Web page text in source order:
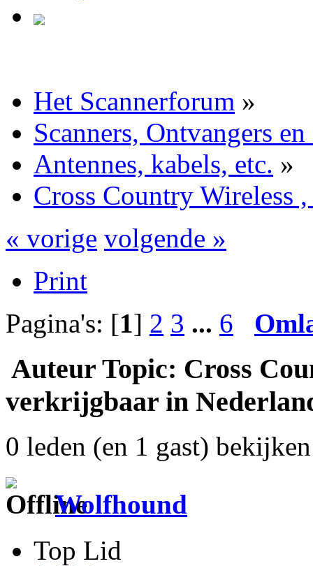
Het Scannerforum »
Scanners, Ontvangers
Antennes, kabels, etc. »
Cross Country Wireless
« vorige volgende »
Print
Pagina's: [1] 2 3 ... 6
Auteur Topic: Cross
verkrijgbaar in
0 leden (en 1 gast)
Wolfhound
Top Lid